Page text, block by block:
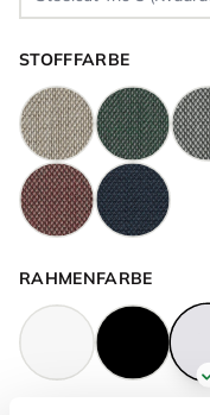
STOFFFARBE
RAHMENFARBE